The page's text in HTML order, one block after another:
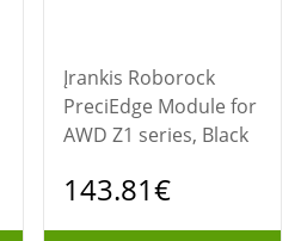
Įrankis Roborock
PreciEdge Module for
AWD Z1 series, Black
143.81€